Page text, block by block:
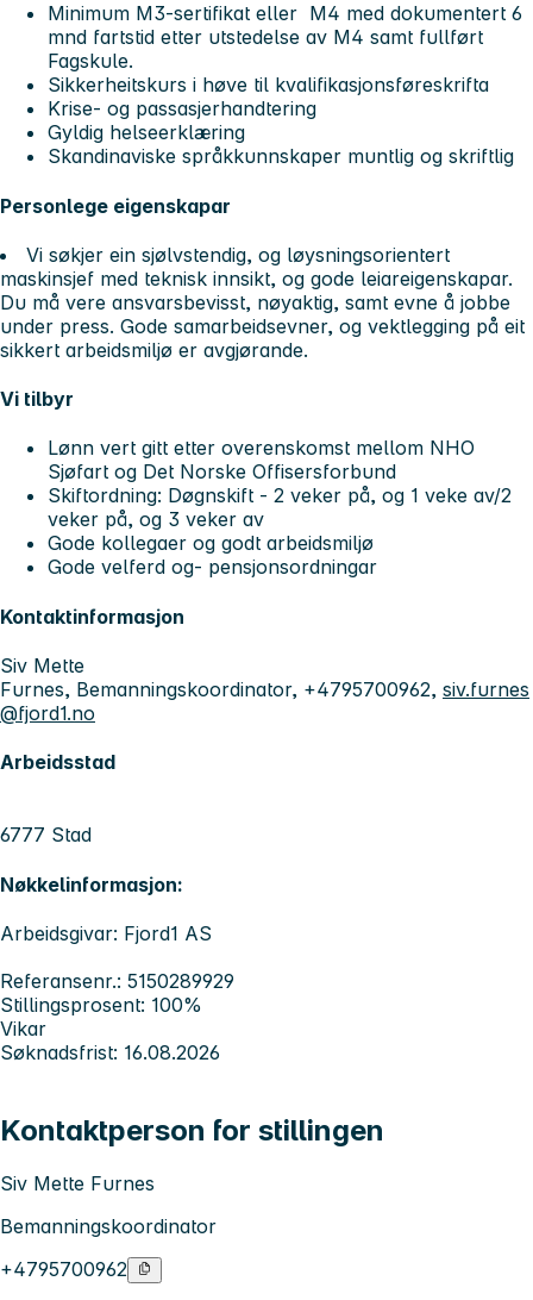
Minimum M3-sertifikat eller M4 med dokumentert 6
mnd fartstid etter utstedelse av M4 samt fullført
Fagskule.
Sikkerheitskurs i høve til kvalifikasjonsføreskrifta
Krise- og passasjerhandtering
Gyldig helseerklæring
Skandinaviske språkkunnskaper muntlig og skriftlig
Personlege eigenskapar
Vi søkjer ein sjølvstendig, og løysningsorientert
maskinsjef med teknisk innsikt, og gode leiareigenskapar.
Du må vere ansvarsbevisst, nøyaktig, samt evne å jobbe
under press. Gode samarbeidsevner, og vektlegging på eit
sikkert arbeidsmiljø er avgjørande.
Vi tilbyr
Lønn vert gitt etter overenskomst mellom NHO
Sjøfart og Det Norske Offisersforbund
Skiftordning: Døgnskift - 2 veker på, og 1 veke av/2
veker på, og 3 veker av
Gode kollegaer og godt arbeidsmiljø
Gode velferd og- pensjonsordningar
Kontaktinformasjon
Siv Mette
Furnes, Bemanningskoordinator, +4795700962, siv.furnes
@fjord1.no
Arbeidsstad
6777 Stad
Nøkkelinformasjon:
Arbeidsgivar: Fjord1 AS
Referansenr.: 5150289929
Stillingsprosent: 100%
Vikar
Søknadsfrist: 16.08.2026
Kontaktperson for stillingen
Siv Mette Furnes
Bemanningskoordinator
+4795700962